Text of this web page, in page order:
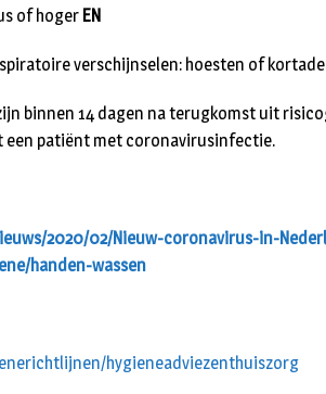
of hoger EN
verschijnselen: hoesten of
binnen 14 dagen na terugkomst uit
een patiënt met coronavirusinfectie.
2020/02/Nieuw-coronavirus-in-
handen-wassen
hygieneadviezenthuiszorg